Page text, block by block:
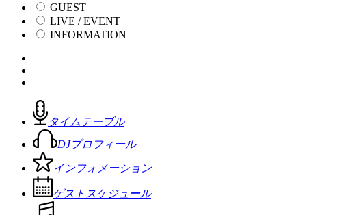
GUEST
LIVE / EVENT
INFORMATION
タイムテーブル
DJプロフィール
インフォメーション
ゲストスケジュール